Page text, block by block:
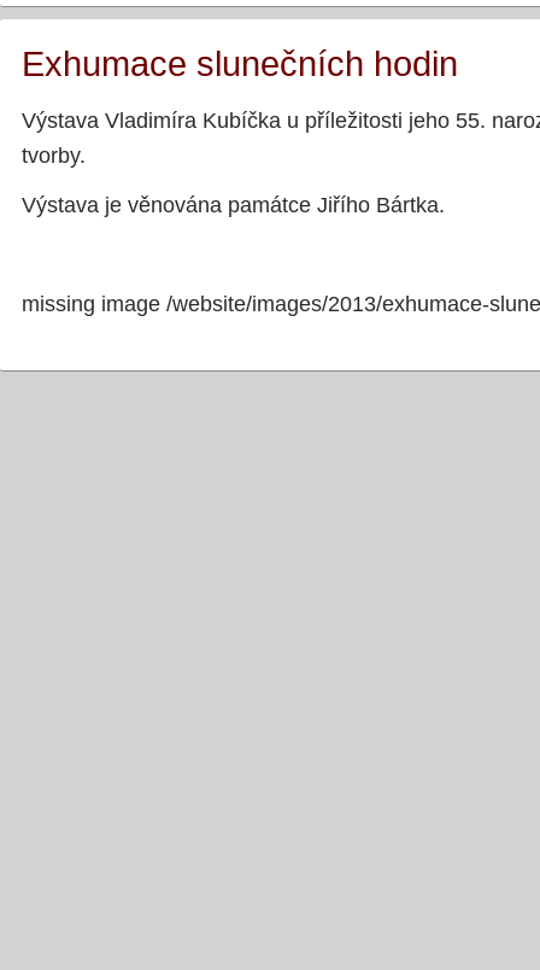
Exhumace slunečních hodin
Výstava Vladimíra Kubíčka u příležitosti jeho 55.
tvorby.
Výstava je věnována památce Jiřího Bártka.
missing image /website/images/2013/exhumace-